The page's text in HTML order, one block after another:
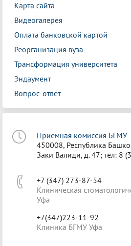
Карта сайта
Видеогалерея
Оплата банковской картой
Реорганизация вуза
Трансформация университета
Эндаумент
Вопрос-ответ
Приёмная комиссия БГМУ
450008, Республика
Заки Валиди, д. 47; тел: 8
+7 (347) 273-87-54
Клиническая
Уфа
+7(347)223-11-92
Клиника БГМУ Уфа